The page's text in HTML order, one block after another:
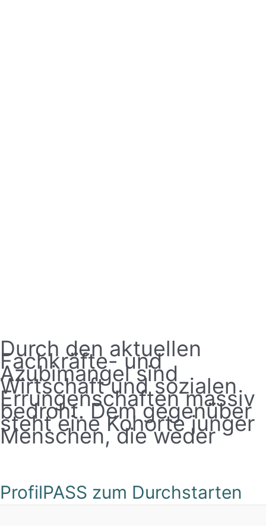
Durch den aktuellen
Fachkräfte- und
Azubimangel sind
Wirtschaft und sozialen
Errungenschaften massiv
bedroht. Dem gegenüber
steht eine Kohorte junger
Menschen, die weder
ProfilPASS zum Durchstarten